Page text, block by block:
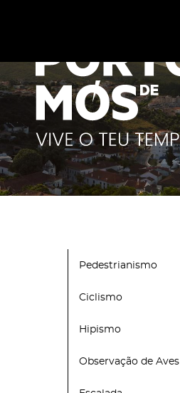
Pedestrianismo
Ciclismo
Hipismo
Observação de Aves